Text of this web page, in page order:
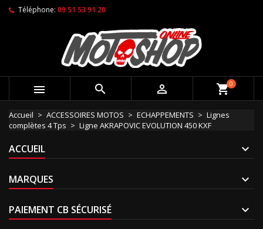
Téléphone: 09 51 53 91 20
   shopping_cart0
Accueil ACCESSOIRES MOTOS ECHAPPEMENTS
Lignes
complètes 4 Tps
Ligne AKRAPOVIC EVOLUTION 450 KXF
ACCUEIL
MARQUES
PAIEMENT CB SÉCURISÉ